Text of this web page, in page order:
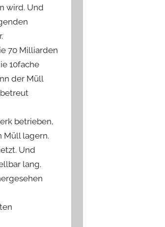
wird. Und
70 Milliarden
10fache
der Müll
betrieben,
Müll lagern.
Und
lang.